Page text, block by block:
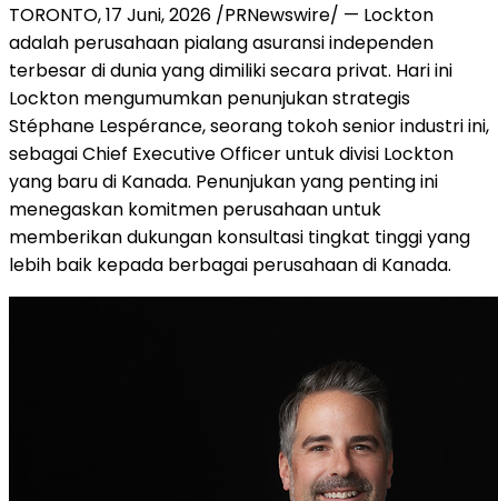
TORONTO,17 Juni, 2026 /PRNewswire/ — Lockton
adalah perusahaan pialang asuransi independen
terbesar di dunia yang dimiliki secara privat. Hari ini
Lockton mengumumkan penunjukan strategis
Stéphane Lespérance, seorang tokoh senior industri ini,
sebagai Chief Executive Officer untuk divisi Lockton
yang baru di Kanada. Penunjukan yang penting ini
menegaskan komitmen perusahaan untuk
memberikan dukungan konsultasi tingkat tinggi yang
lebih baik kepada berbagai perusahaan di Kanada.